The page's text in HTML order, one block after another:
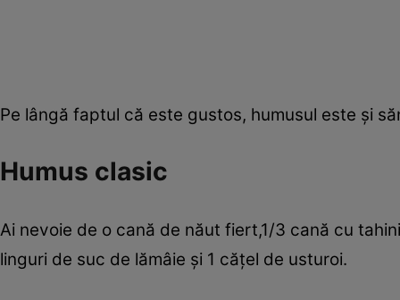
Pe lângă faptul că este gustos, humusul este şi
Humus clasic
Ai nevoie de o cană de năut fiert,1/3 cană cu
linguri de suc de lămâie şi 1 căţel de usturoi.